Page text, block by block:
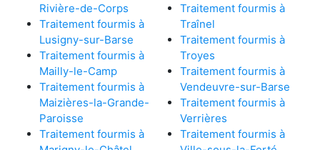
Rivière-de-Corps
Traitement fourmis à
Lusigny-sur-Barse
Traitement fourmis à
Mailly-le-Camp
Traitement fourmis à
Maizières-la-Grande-
Paroisse
Traitement fourmis à
Traitement fourmis à
Traînel
Traitement fourmis à
Troyes
Traitement fourmis à
Vendeuvre-sur-Barse
Traitement fourmis à
Verrières
Traitement fourmis à